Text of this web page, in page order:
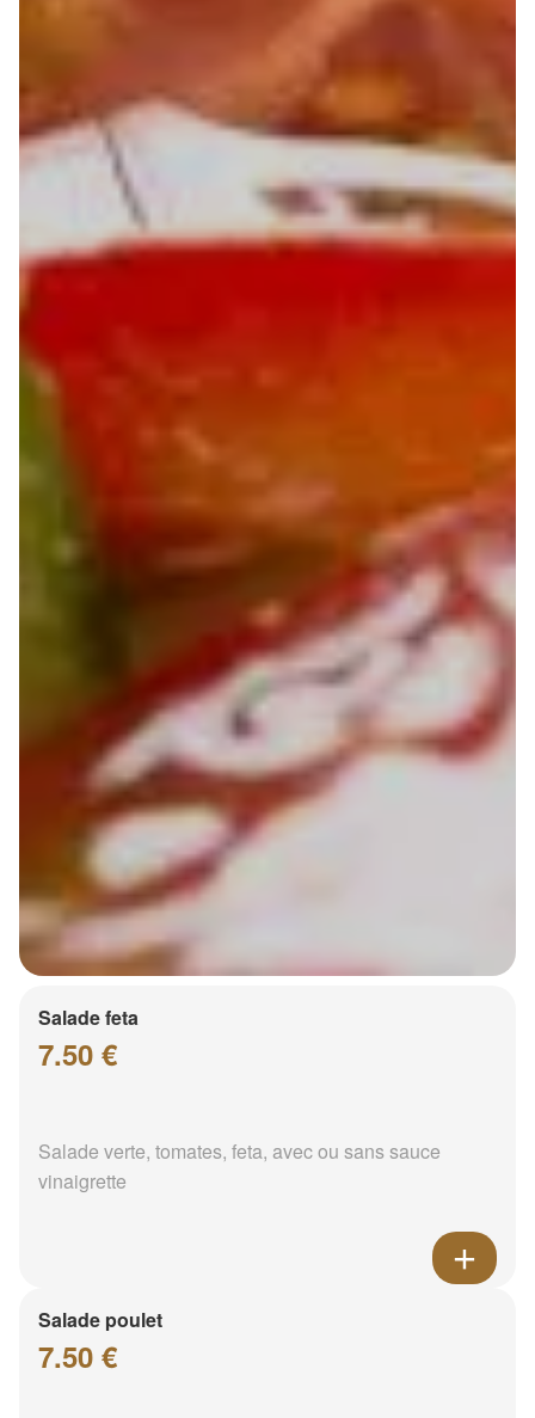
Salade feta
7.50 €
Salade verte, tomates, feta, avec ou sans sauce
vinaigrette
Salade poulet
7.50 €